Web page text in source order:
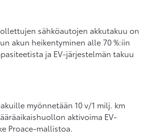
sähköautojen akkutakuu on
akun heikentyminen alle 70 %:iin
ja EV-järjestelmän takuu
myönnetään 10 v/1 milj. km
aktivoima EV-
Proace-mallistoa.